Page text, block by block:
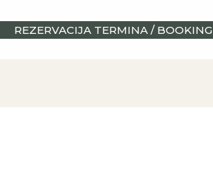
REZERVACIJA TERMINA /